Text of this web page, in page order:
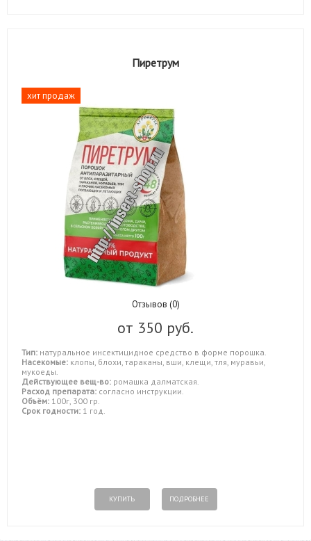
Пиретрум
хит продаж
Отзывов (0)
от 350 руб.
Тип: натуральное инсектицидное средство в форме порошка.
Насекомые: клопы, блохи, тараканы, вши, клещи, тля, муравьи,
мукоеды.
Действующее вещ-во: ромашка далматская.
Расход препарата: согласно инструкции.
Объём: 100г, 300 гр.
Срок годности: 1 год.
КУПИТЬ ПОДРОБНЕЕ